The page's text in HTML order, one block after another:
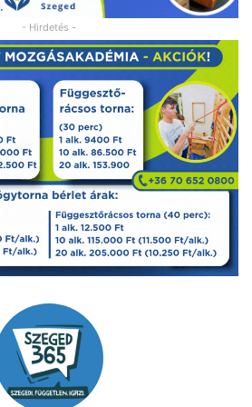
- Hirdetés -